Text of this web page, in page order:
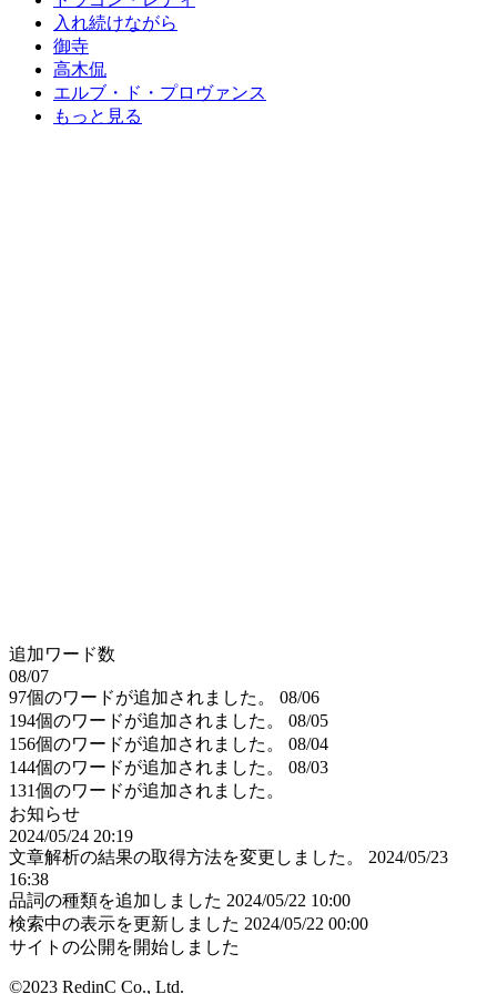
入れ続けながら
御寺
高木侃
エルブ・ド・プロヴァンス
もっと見る
追加ワード数
08/07
97個のワードが追加されました。
08/06
194個のワードが追加されました。
08/05
156個のワードが追加されました。
08/04
144個のワードが追加されました。
08/03
131個のワードが追加されました。
お知らせ
2024/05/24 20:19
文章解析の結果の取得方法を変更しました。
2024/05/23
16:38
品詞の種類を追加しました 2024/05/22 10:00
検索中の表示を更新しました 2024/05/22 00:00
サイトの公開を開始しました
©2023 RedinC Co., Ltd.